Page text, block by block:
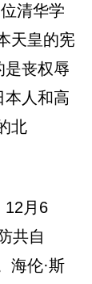
清华学
天皇的宪
是丧权辱
本人和高
北
12月6
共自
海伦·斯